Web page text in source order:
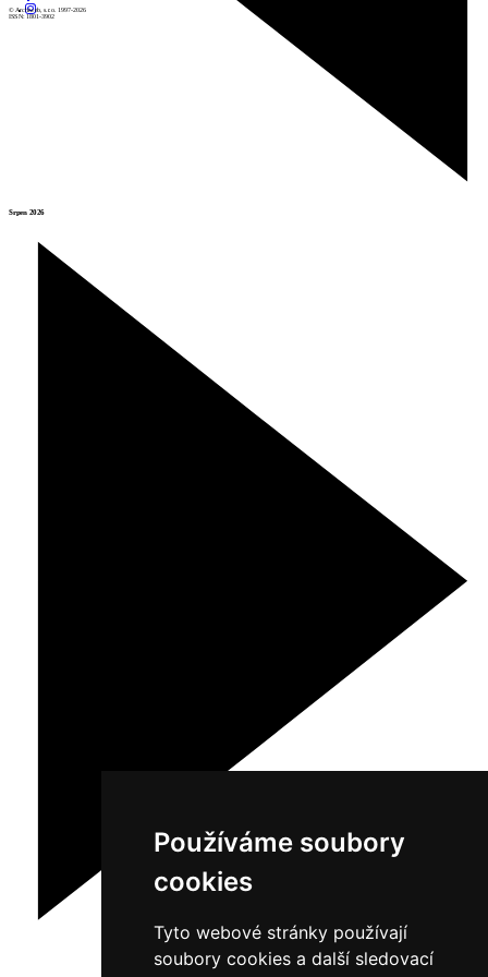
Používáme soubory
cookies
Tyto webové stránky používají
soubory cookies a další sledovací
Srpen 2026
© Archiweb, s.r.o. 1997-2026
ISSN: 1801-3902